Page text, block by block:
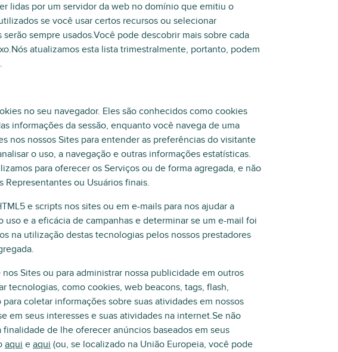
lidas por um servidor da web no domínio que emitiu o
se você usar certos recursos ou selecionar
sempre usados.Você pode descobrir mais sobre cada
atualizamos esta lista trimestralmente, portanto, podem
no seu navegador. Eles são conhecidos como cookies
informações da sessão, enquanto você navega de uma
nos nossos Sites para entender as preferências do visitante
o uso, a navegação e outras informações estatísticas.
para oferecer os Serviços ou de forma agregada, e não
ou Usuários finais.
e scripts nos sites ou em e-mails para nos ajudar a
e a eficácia de campanhas e determinar se um e-mail foi
na utilização destas tecnologias pelos nossos prestadores
Sites ou para administrar nossa publicidade em outros
tecnologias, como cookies, web beacons, tags, flash,
coletar informações sobre suas atividades em nossos
em seus interesses e suas atividades na internet.Se não
de lhe oferecer anúncios baseados em seus
aqui e aqui (ou, se localizado na União Europeia, você pode